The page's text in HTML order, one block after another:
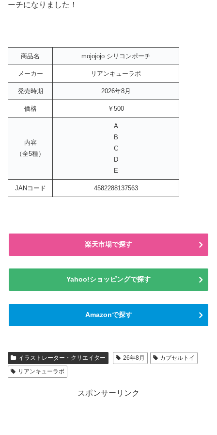
ーチになりました！
商品名 mojojojo シリコンポーチ
メーカー リアンキューラボ
発売時期 2026年8月
価格 ￥500
内容
（全5種）
A
B
C
D
E
JANコード 4582288137563
楽天市場で探す
Yahoo!ショッピングで探す
Amazonで探す
イラストレーター・クリエイター 26年8月
カプセルトイ
リアンキューラボ
スポンサーリンク